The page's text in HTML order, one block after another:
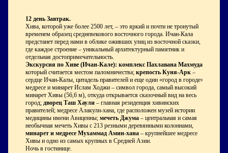
12 день Завтрак.
Хива, которой уже более 2500 лет, – это яркий и почти не тронутый
временем образец средневекового восточного города. Ичан-Кала
предстанет перед нами в облике оживших улиц из восточной сказки,
где каждое строение – уникальный архитектурный памятник и
отдельная достопримечательность.
Экскурсия по Хиве (Ичан-Кале): комплекс Пахлавана Махмуда
который считается местом паломничества; крепость Куня-Арк –
сердце Ичан-Калы, цитадель правителей и еще один «город в городе»;
медресе и минарет Ислам Ходжи – символ города, самый высокий
минарет Хивы (56,6 м), откуда открывается сказочный вид на весь
город; дворец Таш Хаули – главная резиденция хивинских
правителей; медресе Алакули-хана, где расположен музей истории
медицины имени Авиценны; мечеть Джума – центральная и самая
необычная мечеть Хивы с 213 резными деревянными колоннами,
минарет и медресе Мухаммад Амин-хана – крупнейшее медресе
Хивы и одно из самых крупных в Средней Азии.
Ночь в гостинице.